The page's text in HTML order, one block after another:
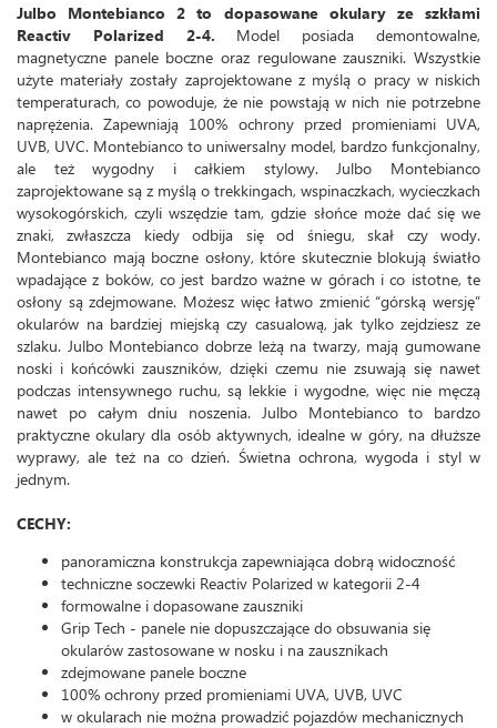
Julbo Montebianco 2 to dopasowane okulary ze szkłami
Reactiv Polarized 2-4. Model posiada demontowalne,
magnetyczne panele boczne oraz regulowane zauszniki. Wszystkie
użyte materiały zostały zaprojektowane z myślą o pracy w niskich
temperaturach, co powoduje, że nie powstają w nich nie potrzebne
naprężenia. Zapewniają 100% ochrony przed promieniami UVA,
UVB, UVC. Montebianco to uniwersalny model, bardzo funkcjonalny,
ale też wygodny i całkiem stylowy. Julbo Montebianco
zaprojektowane są z myślą o trekkingach, wspinaczkach, wycieczkach
wysokogórskich, czyli wszędzie tam, gdzie słońce może dać się we
znaki, zwłaszcza kiedy odbija się od śniegu, skał czy wody.
Montebianco mają boczne osłony, które skutecznie blokują światło
wpadające z boków, co jest bardzo ważne w górach i co istotne, te
osłony są zdejmowane. Możesz więc łatwo zmienić “górską wersję”
okularów na bardziej miejską czy casualową, jak tylko zejdziesz ze
szlaku. Julbo Montebianco dobrze leżą na twarzy, mają gumowane
noski i końcówki zauszników, dzięki czemu nie zsuwają się nawet
podczas intensywnego ruchu, są lekkie i wygodne, więc nie męczą
nawet po całym dniu noszenia. Julbo Montebianco to bardzo
praktyczne okulary dla osób aktywnych, idealne w góry, na dłuższe
wyprawy, ale też na co dzień. Świetna ochrona, wygoda i styl w
jednym.
CECHY:
panoramiczna konstrukcja zapewniająca dobrą widoczność
techniczne soczewki Reactiv Polarized w kategorii 2-4
formowalne i dopasowane zauszniki
Grip Tech - panele nie dopuszczające do obsuwania się
okularów zastosowane w nosku i na zausznikach
zdejmowane panele boczne
100% ochrony przed promieniami UVA, UVB, UVC
w okularach nie można prowadzić pojazdów mechanicznych